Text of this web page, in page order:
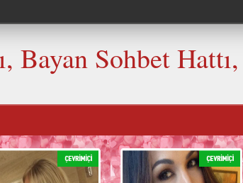
Bayan Sohbet